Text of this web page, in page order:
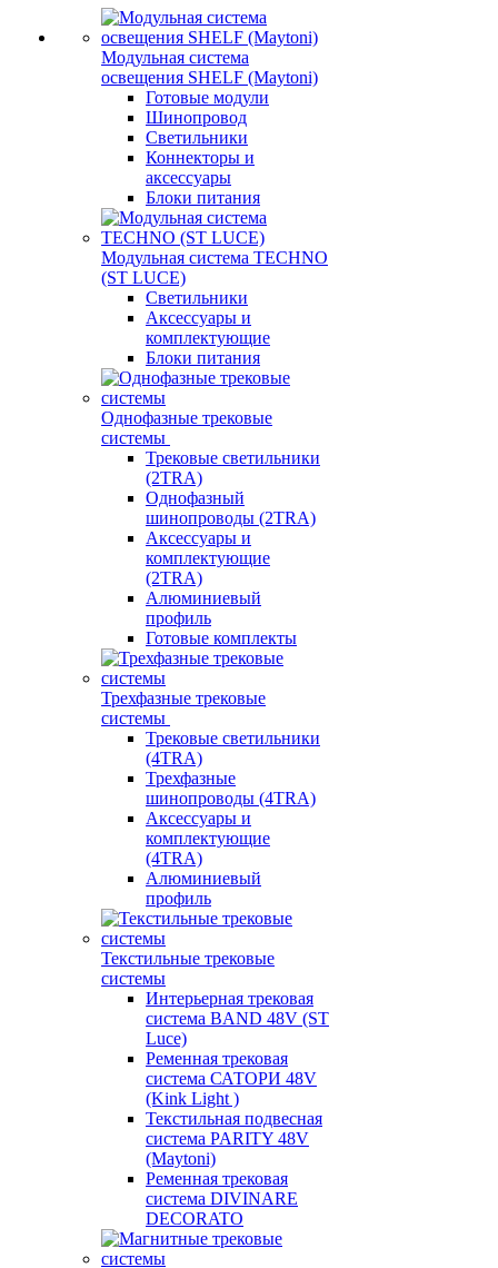
Модульная система
освещения SHELF (Maytoni)
Готовые модули
Шинопровод
Светильники
Коннекторы и
аксессуары
Блоки питания
Модульная система TECHNO
(ST LUCE)
Светильники
Аксессуары и
комплектующие
Блоки питания
Однофазные трековые
системы
Трековые светильники
(2TRA)
Однофазный
шинопроводы (2TRA)
Аксессуары и
комплектующие
(2TRA)
Алюминиевый
профиль
Готовые комплекты
Трехфазные трековые
системы
Трековые светильники
(4TRA)
Трехфазные
шинопроводы (4TRA)
Аксессуары и
комплектующие
(4TRA)
Алюминиевый
профиль
Текстильные трековые
системы
Интерьерная трековая
система BAND 48V (ST
Luce)
Ременная трековая
система САТОРИ 48V
(Kink Light )
Текстильная подвесная
система PARITY 48V
(Maytoni)
Ременная трековая
система DIVINARE
DECORATO